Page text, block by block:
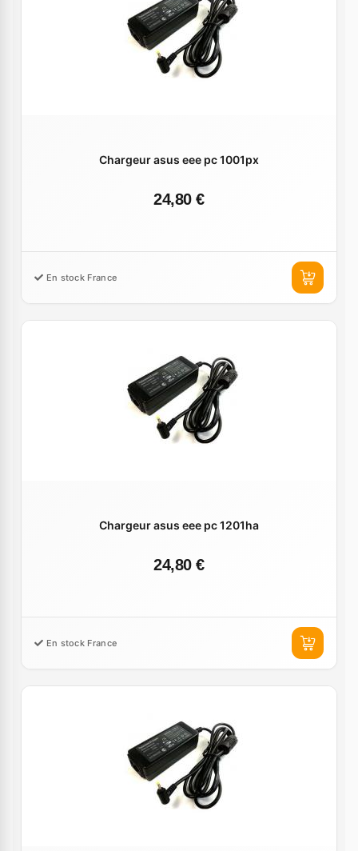
Chargeur asus eee pc 1001px
24,80 €
En stock France
Chargeur asus eee pc 1201ha
24,80 €
En stock France